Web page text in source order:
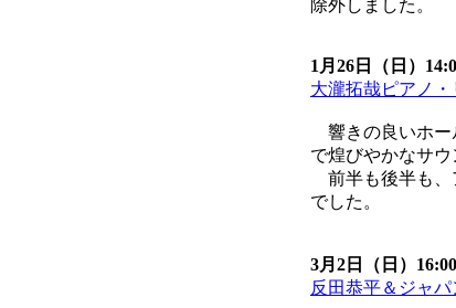
除外しました。
1月26日（日）
大瀧拓哉ピアノ
響きの良いホー
で煌びやかなサウ
前半も後半も、
でした。
3月2日（日）
反田恭平＆ジャ